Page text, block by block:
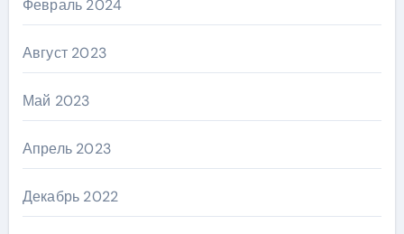
Февраль 2024
Август 2023
Май 2023
Апрель 2023
Декабрь 2022